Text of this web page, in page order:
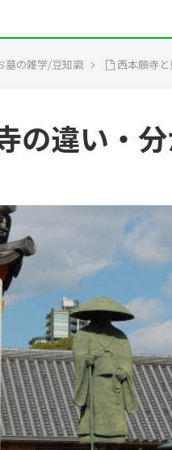
墓の雑学/豆知識 西本願寺
の違い・